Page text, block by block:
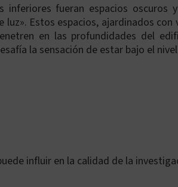
fueran espacios oscuros
Estos espacios, ajardinados
en las profundidades del
la sensación de estar bajo el
influir en la calidad de la